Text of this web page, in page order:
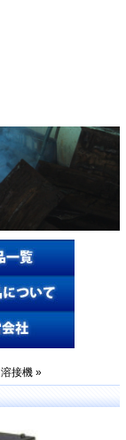
溶接機»